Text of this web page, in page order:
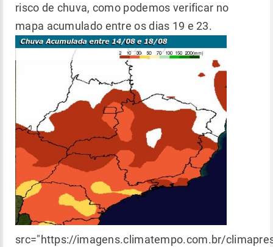
risco de chuva, como podemos verificar no
mapa acumulado entre os dias 19 e 23.
src="https://imagens.climatempo.com.br/